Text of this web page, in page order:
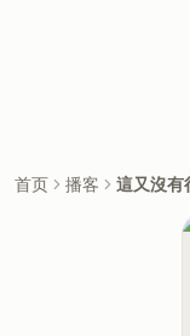
首页 播客 這又沒有